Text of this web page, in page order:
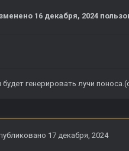
16 декабря, 2024
будет генерировать лучи
17 декабря, 2024